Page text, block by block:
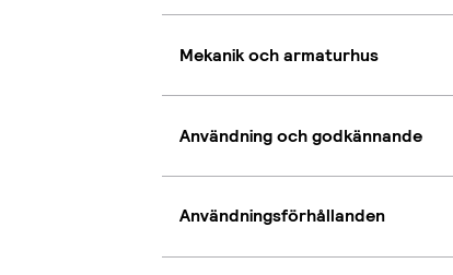
Mekanik och armaturhus
Användning och godkännande
Användningsförhållanden